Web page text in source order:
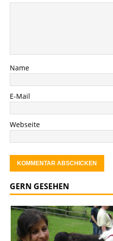
Name
E-Mail
Webseite
GERN GESEHEN